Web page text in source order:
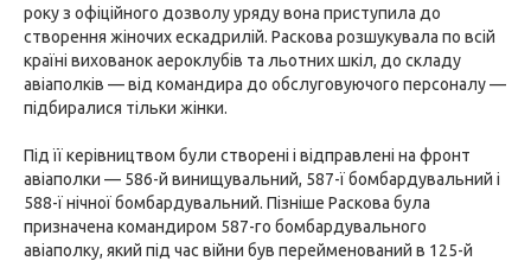
року з офіційного дозволу уряду вона приступила до
створення жіночих ескадрилій. Раскова розшукувала по всій
країні вихованок аероклубів та льотних шкіл, до складу
авіаполків — від командира до обслуговуючого персоналу —
підбиралися тільки жінки.
Під її керівництвом були створені і відправлені на фронт
авіаполки — 586-й винищувальний, 587-ї бомбардувальний і
588-ї нічної бомбардувальний. Пізніше Раскова була
призначена командиром 587-го бомбардувального
авіаполку, який під час війни був перейменований в 125-й